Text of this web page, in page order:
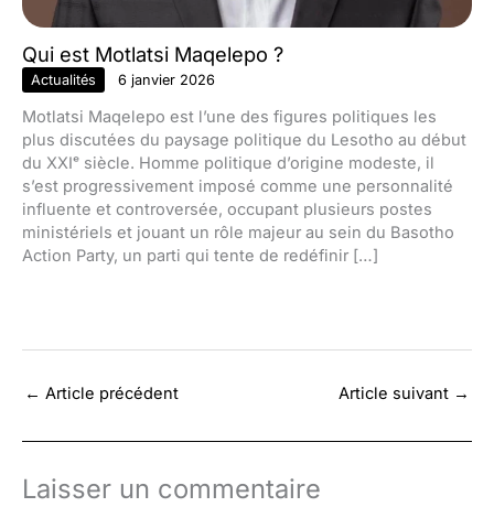
Qui est Motlatsi Maqelepo ?
Actualités 6 janvier 2026
Motlatsi Maqelepo est l’une des figures politiques les
plus discutées du paysage politique du Lesotho au début
du XXIᵉ siècle. Homme politique d’origine modeste, il
s’est progressivement imposé comme une personnalité
influente et controversée, occupant plusieurs postes
ministériels et jouant un rôle majeur au sein du Basotho
Action Party, un parti qui tente de redéfinir […]
← Article précédent Article suivant →
Laisser un commentaire